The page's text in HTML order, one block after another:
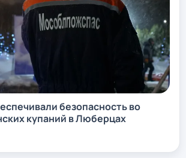
безопасность во
купаний в Люберцах